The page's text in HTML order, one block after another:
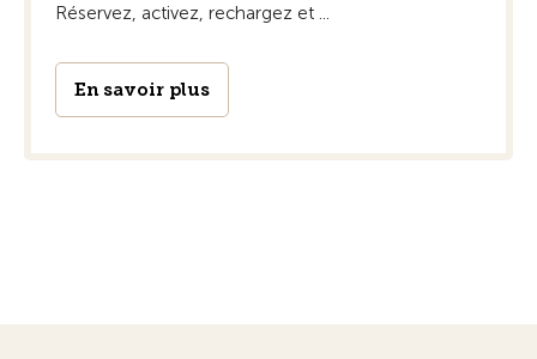
Réservez, activez, rechargez et ...
En savoir plus